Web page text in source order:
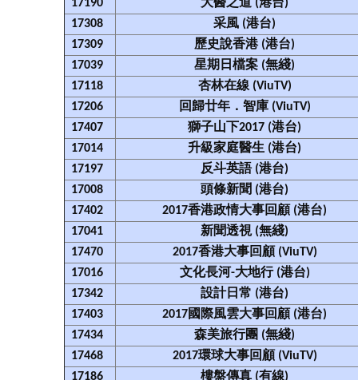
17190
大醫之道 (港台)
17308
采風 (港台)
17309
歷史說香港 (港台)
17039
星期日檔案 (無綫)
17118
杏林在線 (ViuTV)
17206
回歸廿年．智庫 (ViuTV)
17407
獅子山下2017 (港台)
17014
升級家庭醫生 (港台)
17197
反斗英語 (港台)
17008
頭條新聞 (港台)
17402
2017香港政情大事回顧 (港台)
17041
新聞透視 (無綫)
17470
2017香港大事回顧 (ViuTV)
17016
文化長河-大地行 (港台)
17342
設計日常 (港台)
17403
2017國際風雲大事回顧 (港台)
17434
森美旅行團 (無綫)
17468
2017環球大事回顧 (ViuTV)
17186
樓盤傳真 (有線)